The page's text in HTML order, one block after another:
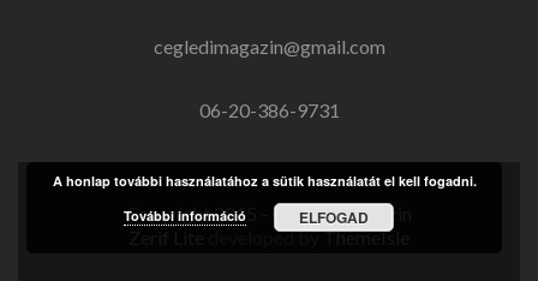
cegledimagazin@gmail.com
06-20-386-9731
Copyright 2015 - Ceglédi Magazin
developed byThemeIsle
A honlap további használatához a sütik használatát el kell fogadni.
További információ
ELFOGAD